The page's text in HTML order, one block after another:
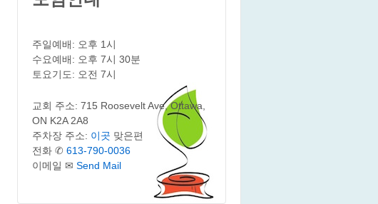
주일예배: 오후 1시
수요예배: 오후 7시 30분
토요기도: 오전 7시
교회 주소: 715 Roosevelt Ave, Ottawa,
ON K2A 2A8
주차장 주소: 이곳 맞은편
전화 ✆613-790-0036
이메일 ✉Send Mail